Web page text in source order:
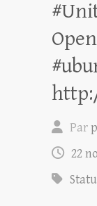
Par
22